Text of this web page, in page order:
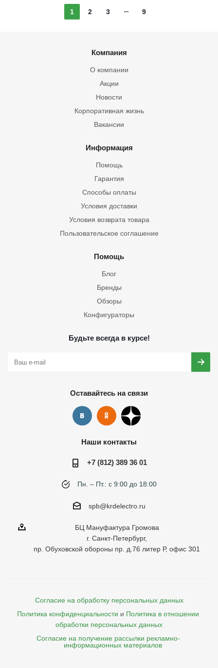
1 2 3 9
Компания
О компании
Акции
Новости
Корпоративная жизнь
Вакансии
Информация
Помощь
Гарантия
Способы оплаты
Условия доставки
Условия возврата товара
Пользовательское соглашение
Помощь
Блог
Бренды
Обзоры
Конфигураторы
Будьте всегда в курсе!
Оставайтесь на связи
Наши контакты
+7 (812) 389 36 01
Пн. – Пт.: с 9:00 до 18:00
spb@krdelectro.ru
БЦ Мануфактура Громова
г. Санкт-Петербург,
пр. Обуховской обороны пр. д.76 литер Р, офис 301
Согласие на обработку персональных данных
Политика конфиденциальности и Политика в отношении
обработки персональных данных
Согласие на получение рассылки рекламно-
    информационных материалов